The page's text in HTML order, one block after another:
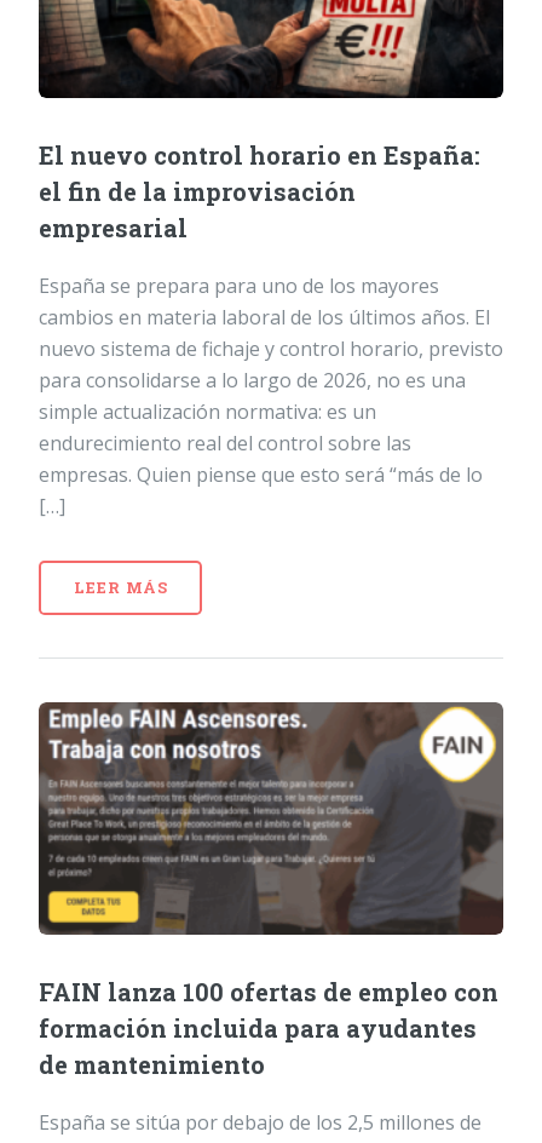
El nuevo control horario en España:
el fin de la improvisación
empresarial
España se prepara para uno de los mayores
cambios en materia laboral de los últimos años. El
nuevo sistema de fichaje y control horario, previsto
para consolidarse a lo largo de 2026, no es una
simple actualización normativa: es un
endurecimiento real del control sobre las
empresas. Quien piense que esto será “más de lo
[…]
LEER MÁS
FAIN lanza 100 ofertas de empleo con
formación incluida para ayudantes
de mantenimiento
España se sitúa por debajo de los 2,5 millones de